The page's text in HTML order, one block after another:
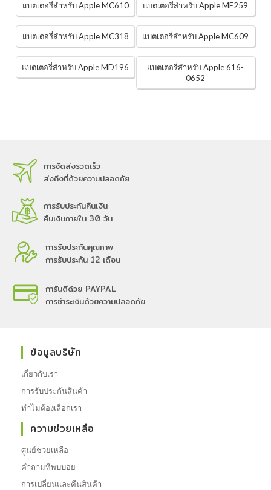
แบตเตอรี่สำหรับ Apple MC610 แบตเตอรี่สำหรับ Apple ME259
แบตเตอรี่สำหรับ Apple MC318 แบตเตอรี่สำหรับ Apple MC609
แบตเตอรี่สำหรับ Apple MD196
แบตเตอรี่สำหรับ Apple 616-
0652
การจัดส่งรวดเร็ว
ส่งถึงที่ด้วยความปลอดภัย
การรับประกันคืนเงิน
คืนเงินภายใน 30 วัน
การรับประกันคุณภาพ
การรับประกัน 12 เดือน
การันตีด้วย PAYPAL
การชำระเงินด้วยความปลอดภัย
ข้อมูลบริษัท
เกี่ยวกับเรา
การรับประกันสินค้า
ทำไมต้องเลือกเรา
ความช่วยเหลือ
ศูนย์ช่วยเหลือ
คำถามที่พบบ่อย
การเปลี่ยนและคืนสินค้า